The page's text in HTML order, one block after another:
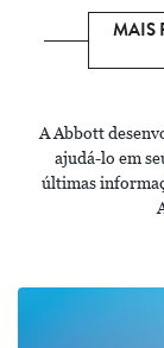
MAIS
A Abbott
ajudá-lo em
últimas